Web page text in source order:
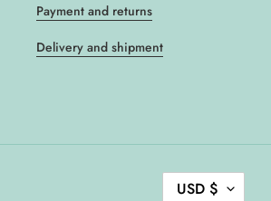
Payment and returns
Delivery and shipment
CUSD $